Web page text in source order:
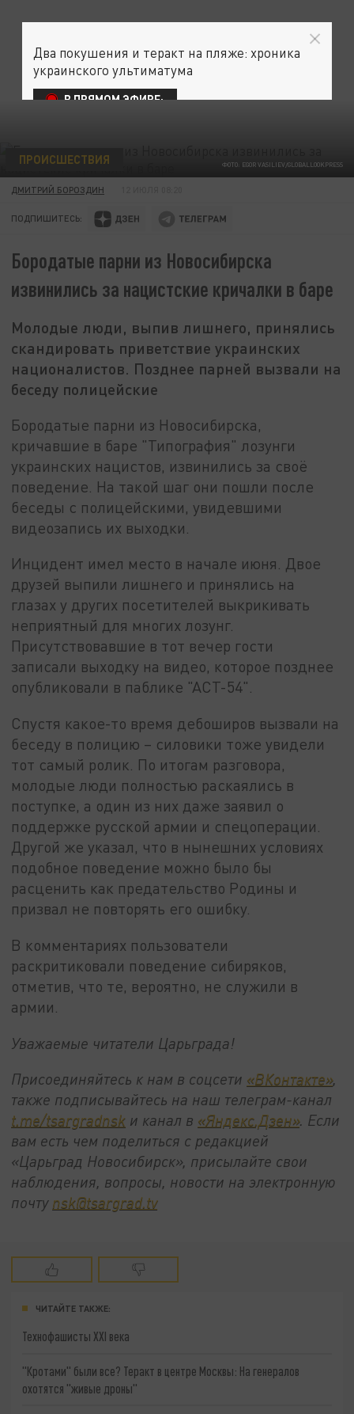
ФОТО: EGOR VASILIEV/GLOBALLOOKPRESS
ПРОИСШЕСТВИЯ
ДМИТРИЙ БОРОЗДИН
ПОДПИШИТЕСЬ:
Бородатые парни из Новосибирска
извинились за нацистские кричалки в баре
Молодые люди, выпив лишнего, принялись
скандировать приветствие украинских
националистов. Позднее парней вызвали на
беседу полицейские
Бородатые парни из Новосибирска,
кричавшие в баре "Типография" лозунги
украинских нацистов, извинились за своё
поведение. На такой шаг они пошли после
беседы с полицейскими, увидевшими
видеозапись их выходки.
Инцидент имел место в начале июня. Двое
друзей выпили лишнего и принялись на
глазах у других посетителей выкрикивать
неприятный для многих лозунг.
Присутствовавшие в тот вечер гости
записали выходку на видео, которое позднее
опубликовали в паблике "АСТ-54".
Спустя какое-то время дебоширов вызвали на
беседу в полицию – силовики тоже увидели
тот самый ролик. По итогам разговора,
молодые люди полностью раскаялись в
поступке, а один из них даже заявил о
поддержке русской армии и спецоперации.
Другой же указал, что в нынешних условиях
подобное поведение можно было бы
расценить как предательство Родины и
призвал не повторять его ошибку.
В комментариях пользователи
раскритиковали поведение сибиряков,
отметив, что те, вероятно, не служили в
армии.
Уважаемые читатели Царьграда!
Присоединяйтесь к нам в соцсети «ВКонтакте»,
также подписывайтесь на наш телеграм-канал
t.me/tsargradnsk и канал в «Яндекс.Дзен». Если
вам есть чем поделиться с редакцией
«Царьград Новосибирск», присылайте свои
наблюдения, вопросы, новости на электронную
почту nsk@tsargrad.tv
ЧИТАЙТЕ ТАКЖЕ:
Технофашисты XXI века
"Кротами" были все? Теракт в центре Москвы: На генералов
охотятся "живые дроны"
Два покушения и теракт на пляже: хроника
украинского ультиматума
В ПРЯМОМ ЭФИРЕ: